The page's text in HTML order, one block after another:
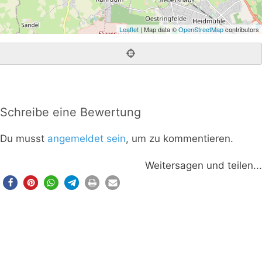
Leaflet | Map data ©OpenStreetMapcontributors
Schreibe eine Bewertung
Du musst angemeldet sein, um zu kommentieren.
Weitersagen und teilen...